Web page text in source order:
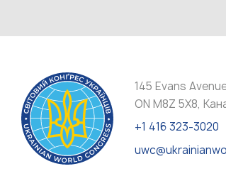
145 Evans
ON M8Z 5X8,
+1 416 323-3020